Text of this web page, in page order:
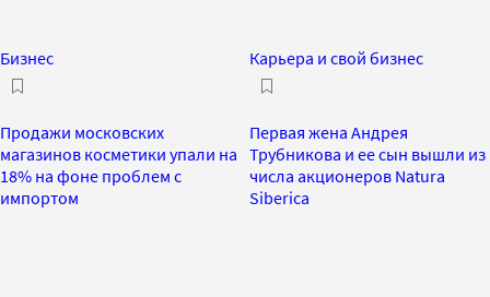
Бизнес
Продажи московских
магазинов косметики упали на
18% на фоне проблем с
импортом
Карьера и свой бизнес
Первая жена Андрея
Трубникова и ее сын вышли из
числа акционеров Natura
Siberica